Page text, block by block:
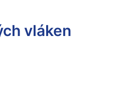
vláken